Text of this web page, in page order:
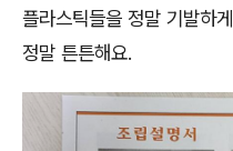
플라스틱들을 정말 기발하
정말 튼튼해요.